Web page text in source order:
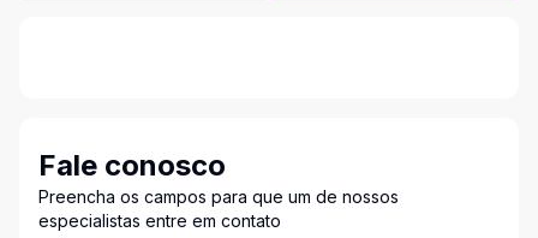
Fale conosco
Preencha os campos para que um de nossos
especialistas entre em contato